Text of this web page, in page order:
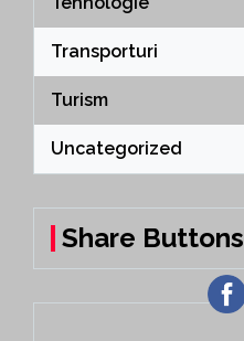
Transporturi
Turism
Uncategorized
Share Buttons